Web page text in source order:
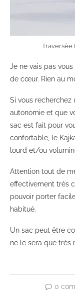
Traversée
Je ne vais pas
de cœur. Rien au
Si vous recherchez
autonomie et que
sac est fait pour
confortable, le
lourd et/ou
Attention tout de
effectivement très
pouvoir porter
habitué.
Un sac peut être
ne le sera que très
0